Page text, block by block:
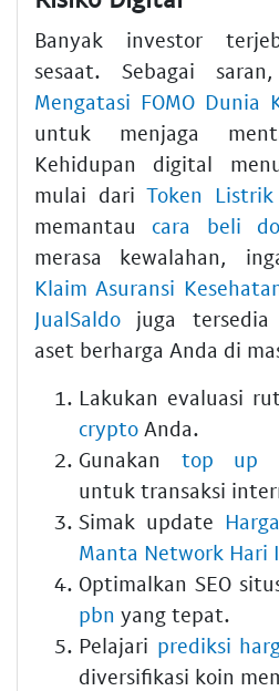
Banyak investor
sesaat. Sebagai
Mengatasi FOMO Dunia
untuk menjaga
Kehidupan digital
mulai dari Token
memantau cara beli
merasa kewalahan,
Klaim Asuransi
JualSaldo juga tersedia
aset berharga Anda di
Lakukan evaluasi
crypto Anda.
Gunakan top up
untuk transaksi
Simak update
Manta Network Hari
Optimalkan SEO
pbn yang tepat.
Pelajari prediksi
diversifikasi koin